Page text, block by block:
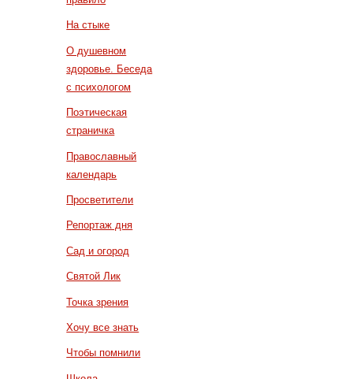
На стыке
О душевном
здоровье. Беседа
с психологом
Поэтическая
страничка
Православный
календарь
Просветители
Репортаж дня
Сад и огород
Святой Лик
Точка зрения
Хочу все знать
Чтобы помнили